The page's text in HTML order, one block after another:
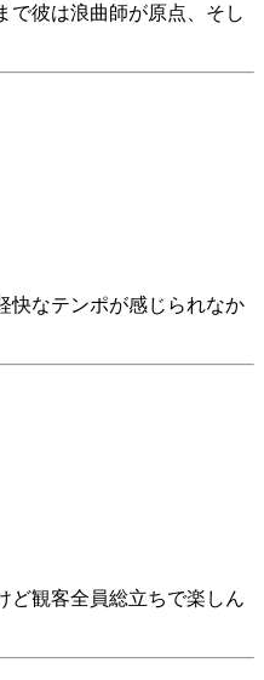
で彼は浪曲師が原点、そし
快なテンポが感じられなか
ど観客全員総立ちで楽しん